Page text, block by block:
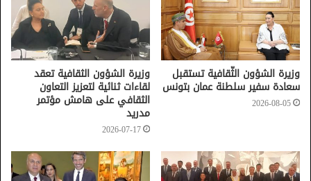
وزيرة الشؤون الثّقافية تستقبل
سعادة سفير سلطنة عمان بتونس
2026-08-05
وزيرة الشؤون الثقافية تعقد
لقاءات ثنائية لتعزيز التعاون
الثقافي على هامش مؤتمر
مدريد
2026-07-17